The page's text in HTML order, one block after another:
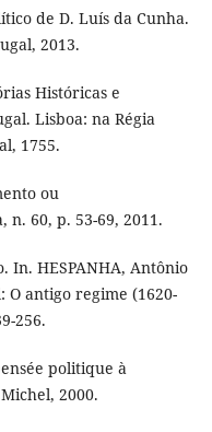
de D. Luís da Cunha.
2013.
Históricas e
Lisboa: na Régia
1755.
ou
60, p. 53-69, 2011.
In. HESPANHA, Antônio
antigo regime (1620-
256.
politique à
2000.